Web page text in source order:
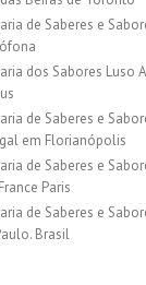
de Saberes e
dos Sabores Luso
de Saberes e
em Florianópolis
de Saberes e
Paris
de Saberes e
Brasil